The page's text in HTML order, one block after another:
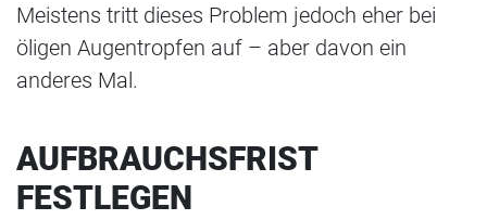
Meistens tritt dieses Problem jedoch eher bei
öligen Augentropfen auf – aber davon ein
anderes Mal.
AUFBRAUCHSFRIST
FESTLEGEN